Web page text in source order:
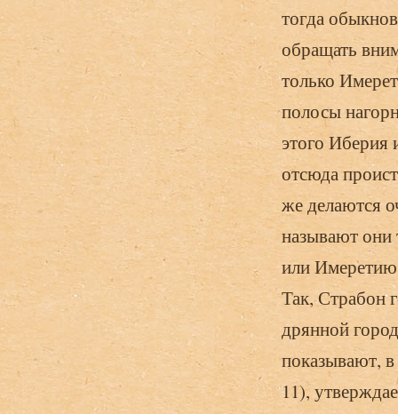
тогда
обращать
только
полосы
этого Иберия
отсюда
же делаются
называют
или
Так, Страбон
дрянной
показывают,
11),